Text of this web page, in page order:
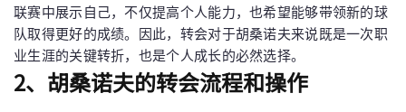
联赛中展示自己，不仅提高个人能力，也希望能够带领新的球
队取得更好的成绩。因此，转会对于胡桑诺夫来说既是一次职
业生涯的关键转折，也是个人成长的必然选择。
2、胡桑诺夫的转会流程和操作